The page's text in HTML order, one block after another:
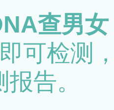
查男
可检测
告。